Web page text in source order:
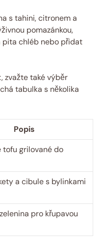
s tahini, citronem a
pomazánkou,
pita chléb nebo přidat
zvažte také výběr
tabulka s několika
Popis
tofu grilované do
a cibule s bylinkami
pro křupavou